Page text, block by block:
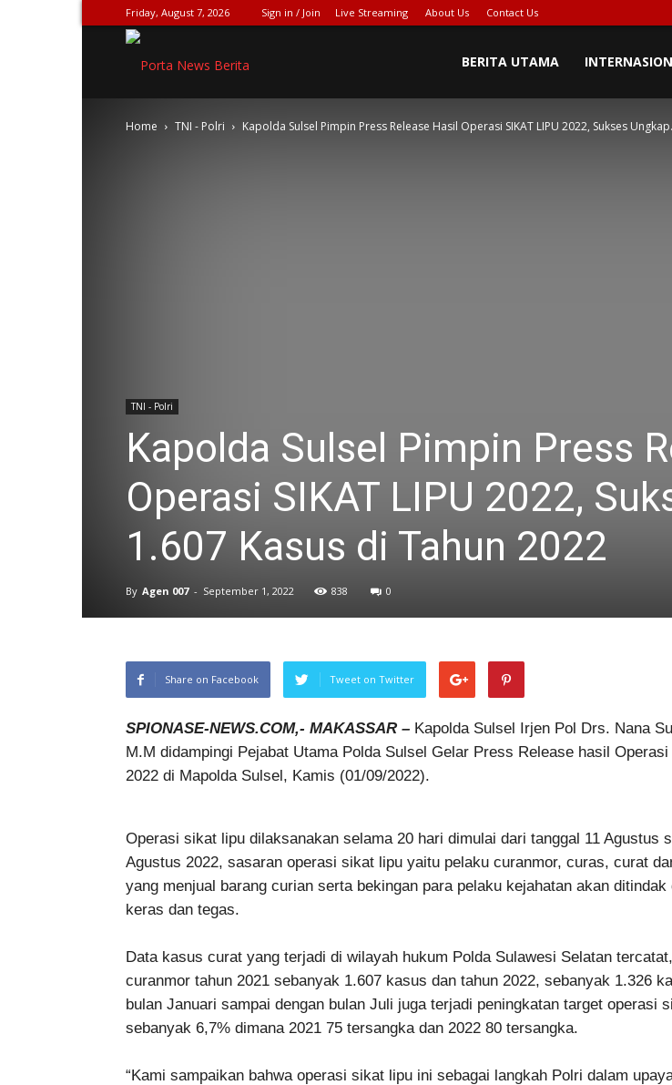
Friday, August 7, 2026 Sign in / Join Live Streaming About Us Contact Us
NEWS[DOT]COM
BERITA UTAMA
Home TNI - Polri Kapolda Sulsel Pimpin Press Release Hasil Operasi SIKAT LIPU 2022, Sukses
TNI - Polri
Kapolda Sulsel Pimpin Press
Operasi SIKAT LIPU 2022,
1.607 Kasus di Tahun 2022
By Agen 007 - September 1, 2022 838 0
Share on Facebook Tweet on Twitter
SPIONASE-NEWS.COM,- MAKASSAR – Kapolda Sulsel Irjen Pol Drs. Nana
M.M didampingi Pejabat Utama Polda Sulsel Gelar Press Release hasil Operasi
2022 di Mapolda Sulsel, Kamis (01/09/2022).
Operasi sikat lipu dilaksanakan selama 20 hari dimulai dari tanggal 11 Agustus
Agustus 2022, sasaran operasi sikat lipu yaitu pelaku curanmor, curas, curat
yang menjual barang curian serta bekingan para pelaku kejahatan akan ditindak
keras dan tegas.
Data kasus curat yang terjadi di wilayah hukum Polda Sulawesi Selatan
curanmor tahun 2021 sebanyak 1.607 kasus dan tahun 2022, sebanyak 1.326
bulan Januari sampai dengan bulan Juli juga terjadi peningkatan target operasi
sebanyak 6,7% dimana 2021 75 tersangka dan 2022 80 tersangka.
“Kami sampaikan bahwa operasi sikat lipu ini sebagai langkah Polri dalam